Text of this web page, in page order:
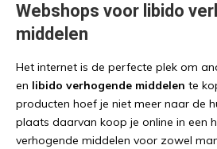
Webshops voor libido
middelen
Het internet is de perfecte plek om
en libido verhogende middelen te
producten hoef je niet meer naar de
plaats daarvan koop je online in een
verhogende middelen voor zowel